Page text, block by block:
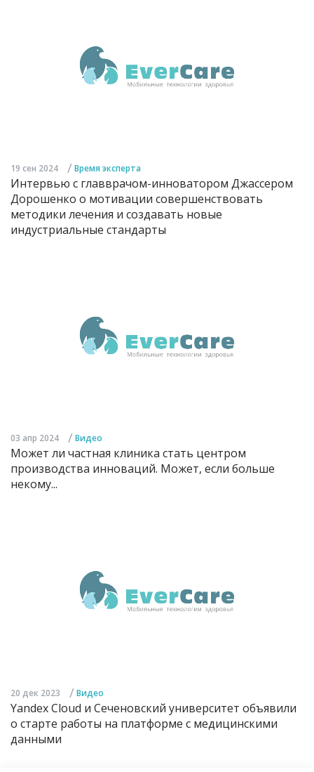
19 сен 2024 / Время эксперта
Интервью с главврачом-инноватором Джассером
Дорошенко о мотивации совершенствовать
методики лечения и создавать новые
индустриальные стандарты
03 апр 2024 / Видео
Может ли частная клиника стать центром
производства инноваций. Может, если больше
некому...
20 дек 2023 / Видео
Yandex Cloud и Сеченовский университет объявили
о старте работы на платформе с медицинскими
данными